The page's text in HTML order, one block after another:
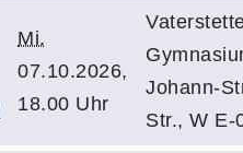
Mi.
07.10.2026,
18.00 Uhr
Johann-
Str., W E-